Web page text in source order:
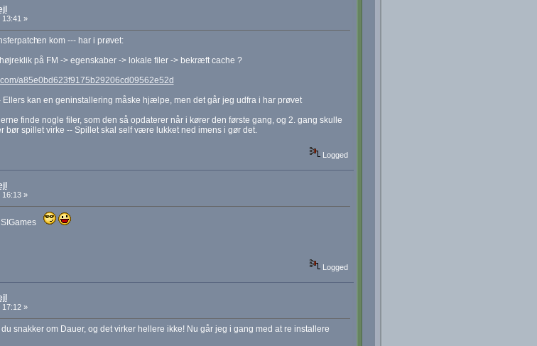
13:41 »
en kom --- har i prøvet:
på FM -> egenskaber -> lokale filer -> bekræft cache ?
a85e0bd623f9175b29206cd09562e52d
Ellers kan en geninstallering måske hjælpe, men det går jeg udfra i har prøvet
finde nogle filer, som den så opdaterer når i kører den første gang, og 2. gang skulle
bør spillet virke -- Spillet skal self være lukket ned imens i gør det.
Logged
16:13 »
Logged
17:12 »
snakker om Dauer, og det virker hellere ikke! Nu går jeg i gang med at re installere